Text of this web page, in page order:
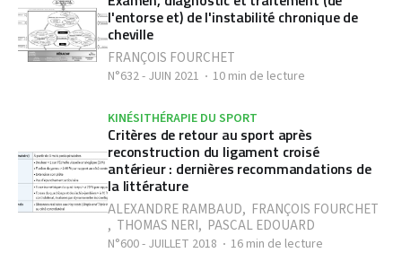
l'entorse et) de l'instabilité chronique de
cheville
FRANÇOIS FOURCHET
N°632 - JUIN 2021 10 min de lecture
KINÉSITHÉRAPIE DU SPORT
Critères de retour au sport après
reconstruction du ligament croisé
antérieur : dernières recommandations de
la littérature
ALEXANDRE RAMBAUD, FRANÇOIS FOURCHET
, THOMAS NERI, PASCAL EDOUARD
N°600 - JUILLET 2018 16 min de lecture